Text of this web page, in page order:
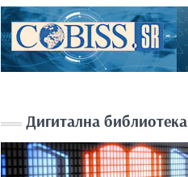
Дигитална библиотека